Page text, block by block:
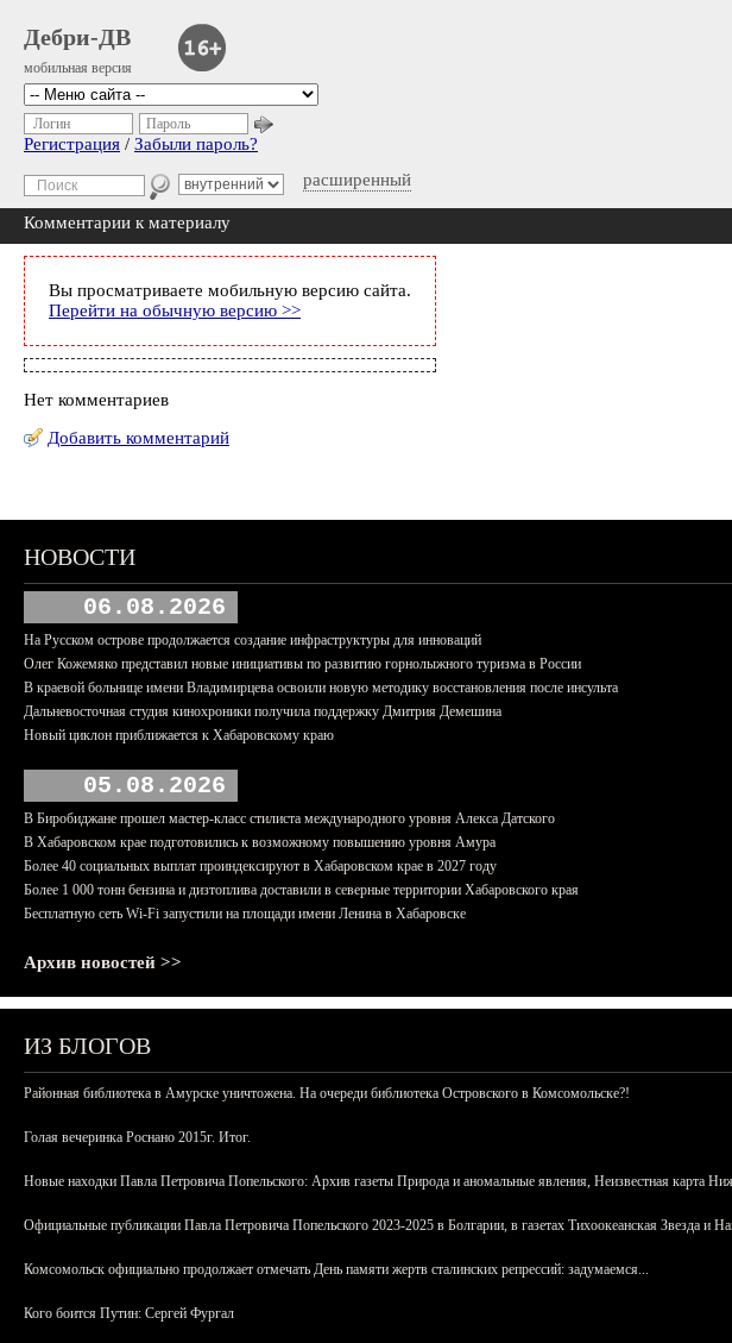
Дебри-ДВ
мобильная версия
расширенный
Логин Пароль
Регистрация / Забыли пароль?
Комментарии к материалу
Вы просматриваете мобильную версию сайта.
Перейти на обычную версию >>
Нет комментариев
Добавить комментарий
НОВОСТИ
06.08.2026
На Русском острове продолжается создание инфраструктуры для инноваций
Олег Кожемяко представил новые инициативы по развитию горнолыжного туризма в России
В краевой больнице имени Владимирцева освоили новую методику восстановления после инсульта
Дальневосточная студия кинохроники получила поддержку Дмитрия Демешина
Новый циклон приближается к Хабаровскому краю
05.08.2026
В Биробиджане прошел мастер-класс стилиста международного уровня Алекса Датского
В Хабаровском крае подготовились к возможному повышению уровня Амура
Более 40 социальных выплат проиндексируют в Хабаровском крае в 2027 году
Более 1 000 тонн бензина и дизтоплива доставили в северные территории Хабаровского края
Бесплатную сеть Wi-Fi запустили на площади имени Ленина в Хабаровске
Архив новостей >>
ИЗ БЛОГОВ
Районная библиотека в Амурске уничтожена. На очереди библиотека Островского в Комсомольске?!
Голая вечеринка Роснано 2015г. Итог.
Новые находки Павла Петровича Попельского: Архив газеты Природа и аномальные явления, Неизвестная карта
Официальные публикации Павла Петровича Попельского 2023-2025 в Болгарии, в газетах Тихоокеанская Звезда и
Комсомольск официально продолжает отмечать День памяти жертв сталинских репрессий: задумаемся...
Кого боится Путин: Сергей Фургал